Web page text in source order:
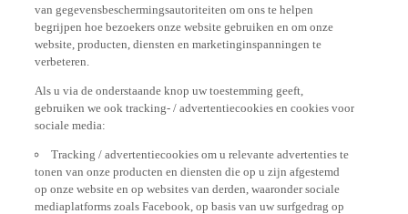
van gegevensbeschermingsautoriteiten om ons te helpen
begrijpen hoe bezoekers onze website gebruiken en om onze
website, producten, diensten en marketinginspanningen te
verbeteren.
Als u via de onderstaande knop uw toestemming geeft,
gebruiken we ook tracking- / advertentiecookies en cookies voor
sociale media:
Tracking / advertentiecookies om u relevante advertenties te
tonen van onze producten en diensten die op u zijn afgestemd
op onze website en op websites van derden, waaronder sociale
mediaplatforms zoals Facebook, op basis van uw surfgedrag op